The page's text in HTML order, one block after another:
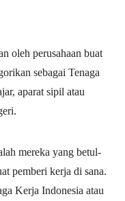
oleh perusahaan buat
sebagai Tenaga
aparat sipil atau
mereka yang betul-
pemberi kerja di sana.
Kerja Indonesia atau